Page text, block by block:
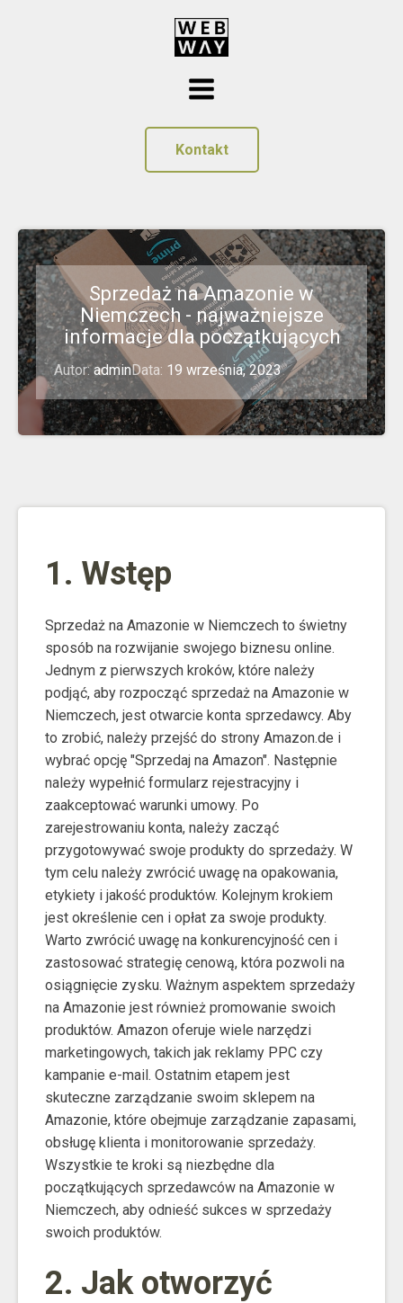
Kontakt
Sprzedaż na Amazonie w
Niemczech - najważniejsze
informacje dla początkujących
Autor: adminData: 19 września, 2023
1. Wstęp
Sprzedaż na Amazonie w Niemczech to świetny
sposób na rozwijanie swojego biznesu online.
Jednym z pierwszych kroków, które należy
podjąć, aby rozpocząć sprzedaż na Amazonie w
Niemczech, jest otwarcie konta sprzedawcy. Aby
to zrobić, należy przejść do strony Amazon.de i
wybrać opcję "Sprzedaj na Amazon". Następnie
należy wypełnić formularz rejestracyjny i
zaakceptować warunki umowy. Po
zarejestrowaniu konta, należy zacząć
przygotowywać swoje produkty do sprzedaży. W
tym celu należy zwrócić uwagę na opakowania,
etykiety i jakość produktów. Kolejnym krokiem
jest określenie cen i opłat za swoje produkty.
Warto zwrócić uwagę na konkurencyjność cen i
zastosować strategię cenową, która pozwoli na
osiągnięcie zysku. Ważnym aspektem sprzedaży
na Amazonie jest również promowanie swoich
produktów. Amazon oferuje wiele narzędzi
marketingowych, takich jak reklamy PPC czy
kampanie e-mail. Ostatnim etapem jest
skuteczne zarządzanie swoim sklepem na
Amazonie, które obejmuje zarządzanie zapasami,
obsługę klienta i monitorowanie sprzedaży.
Wszystkie te kroki są niezbędne dla
początkujących sprzedawców na Amazonie w
Niemczech, aby odnieść sukces w sprzedaży
swoich produktów.
2. Jak otworzyć